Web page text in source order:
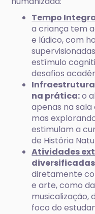
Tempo
a criança tem
e lúdico, com
estímulo
desafios
na prática:o
apenas na
mas
estimulam a
de História
Atividades
diretamente
e arte, como
musicalização,
foco do